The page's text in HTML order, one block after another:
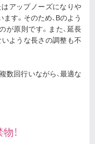
アップノーズになりや
す。そのため、Bのよう
が原則です。また、延長
ような長さの調整も不
数回行いながら、最適な
！